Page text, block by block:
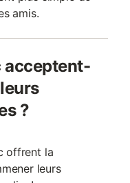
amis.
acceptent-
?
offrent la
leurs